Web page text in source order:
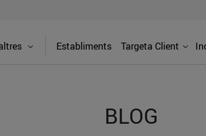
Establiments Targeta Client
BLOG